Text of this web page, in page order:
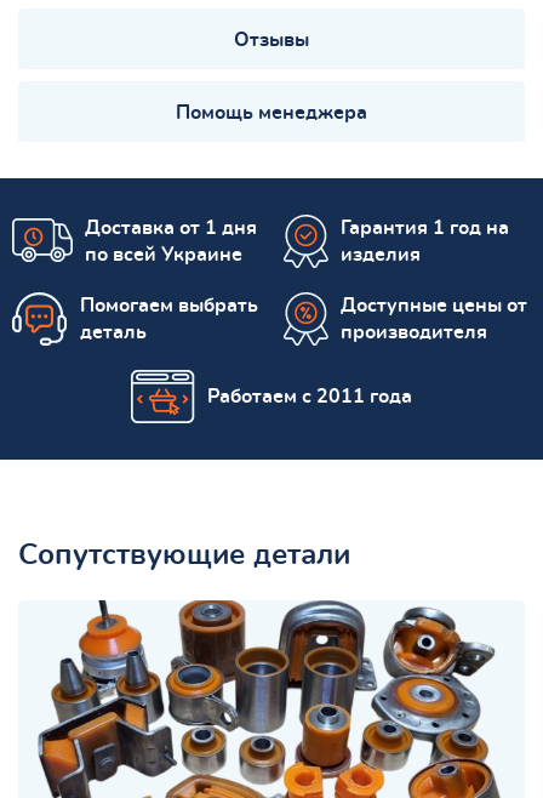
Отзывы
Помощь менеджера
Доставка от 1 дня
по всей Украине
Гарантия 1 год на
изделия
Помогаем выбрать
деталь
Доступные цены от
производителя
Работаем с 2011 года
Сопутствующие детали